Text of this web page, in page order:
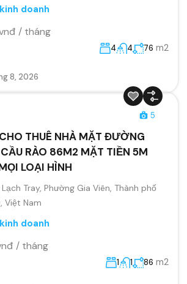
doanh
/ tháng
4 4 76 m2
8, 2026
5
THUÊ NHÀ MẶT ĐƯỜNG
RÀO 86M2 MẶT TIỀN 5M
LOẠI HÌNH
Tray, Phường Gia Viên, Thành phố
Việt Nam
doanh
/ tháng
1 1 86 m2